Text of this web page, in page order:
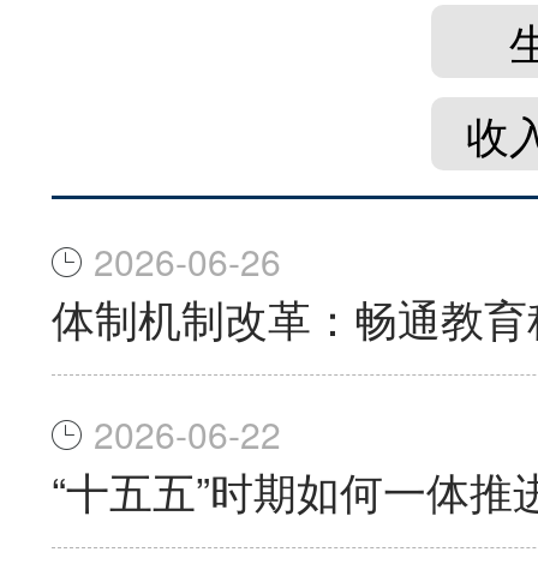
收
2026-06-26
体制机制改革：畅通教
2026-06-22
“十五五”时期如何一体